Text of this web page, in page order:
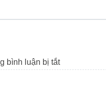
bình luận bị tắtở
Có